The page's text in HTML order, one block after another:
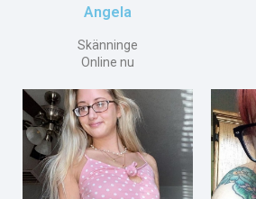
Angela
Skänninge
Online nu